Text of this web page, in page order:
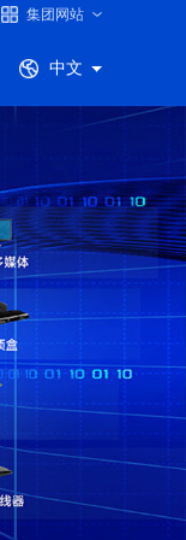
集团网站
中文